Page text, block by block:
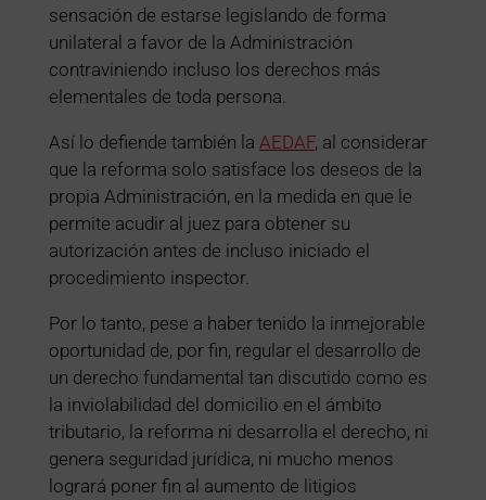
sensación de estarse legislando de forma
unilateral a favor de la Administración
contraviniendo incluso los derechos más
elementales de toda persona.
Así lo defiende también la AEDAF, al considerar
que la reforma solo satisface los deseos de la
propia Administración, en la medida en que le
permite acudir al juez para obtener su
autorización antes de incluso iniciado el
procedimiento inspector.
Por lo tanto, pese a haber tenido la inmejorable
oportunidad de, por fin, regular el desarrollo de
un derecho fundamental tan discutido como es
la inviolabilidad del domicilio en el ámbito
tributario, la reforma ni desarrolla el derecho, ni
genera seguridad jurídica, ni mucho menos
logrará poner fin al aumento de litigios